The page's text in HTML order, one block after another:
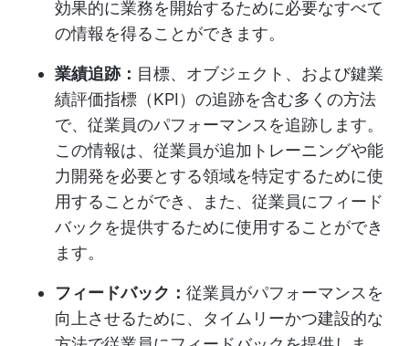
効果的に業務を開始するために必要なすべて
の情報を得ることができます。
業績追跡： 目標、オブジェクト、および鍵業
績評価指標（KPI）の追跡を含む多くの方法
で、従業員のパフォーマンスを追跡します。
この情報は、従業員が追加トレーニングや能
力開発を必要とする領域を特定するために使
用することができ、また、従業員にフィード
バックを提供するために使用することができ
ます。
フィードバック： 従業員がパフォーマンスを
向上させるために、タイムリーかつ建設的な